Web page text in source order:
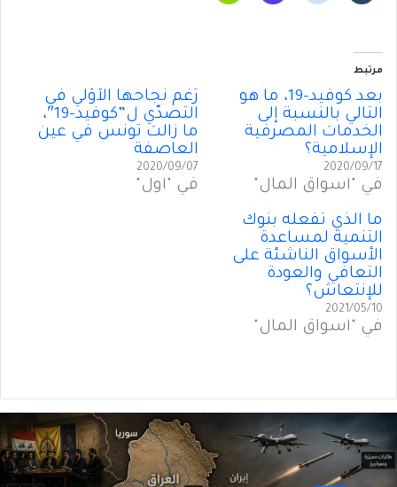
مرتبط
بعد كوفيد-19، ما هو
التالي بالنسبة إلى
الخدمات المصرفية
الإسلامية؟
2020/09/17
في "أسواق المال"
رُغم نجاحها الأوّلي في
التصدّي ل”كوفيد-19″،
ما زالت تونس في عين
العاصفة
2020/09/07
في "أول"
ما الذي تفعله بنوك
التنمية لمساعدة
الأسواق الناشئة على
التعافي والعودة
للإنتعاش؟
2021/05/10
في "أسواق المال"